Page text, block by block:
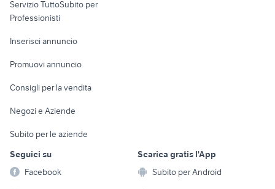
Informatica
Console e
Fotografia
Telefonia
Biciclette
Servizio TuttoSubito per
Professionisti
Inserisci annuncio
Promuovi annuncio
Consigli per la vendita
Negozi e Aziende
Subito per le aziende
Seguici su
Facebook
Scarica gratis l'App
Subito per Android